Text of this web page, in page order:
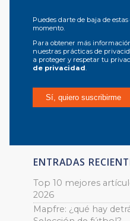
Puedes darte de baja de
momento.
Para obtener más
nuestras prácticas de
a proteger y respetar tu
de privacidad.
ENTRADAS
Top 10 mejores
2026
Mapfre: ¿qué hay